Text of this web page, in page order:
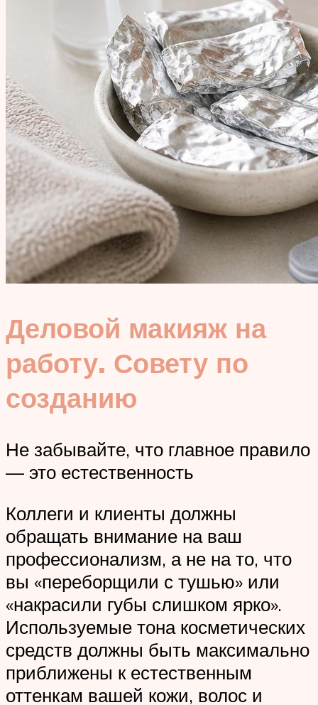
Деловой макияж на
работу. Совету по
созданию
Не забывайте, что главное правило
— это естественность
Коллеги и клиенты должны
обращать внимание на ваш
профессионализм, а не на то, что
вы «переборщили с тушью» или
«накрасили губы слишком ярко».
Используемые тона косметических
средств должны быть максимально
приближены к естественным
оттенкам вашей кожи, волос и